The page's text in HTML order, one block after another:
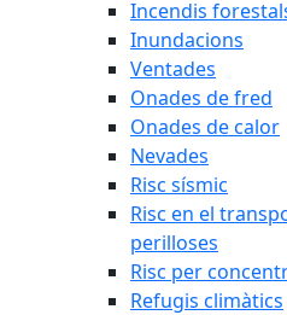
Incendis
Inundacions
Ventades
Onades de fred
Onades de calor
Nevades
Risc sísmic
Risc en el
perilloses
Risc per
Refugis climàtics